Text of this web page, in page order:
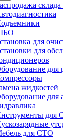
для
для
для
жидкостей
для
для
для СТО